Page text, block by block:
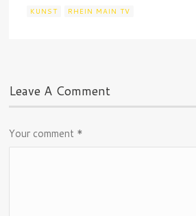
KUNST
RHEIN MAIN TV
Leave A Comment
Your comment *